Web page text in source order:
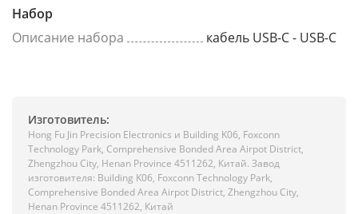
Набор
Описание набора
кабель USB-C - USB-C
Изготовитель:
Hong Fu Jin Precision Electronics и Building K06, Foxconn
Technology Park, Comprehensive Bonded Area Airpot District,
Zhengzhou City, Henan Province 4511262, Китай. Завод
изготовителя: Building K06, Foxconn Technology Park,
Comprehensive Bonded Area Airpot District, Zhengzhou City,
Henan Province 4511262, Китай